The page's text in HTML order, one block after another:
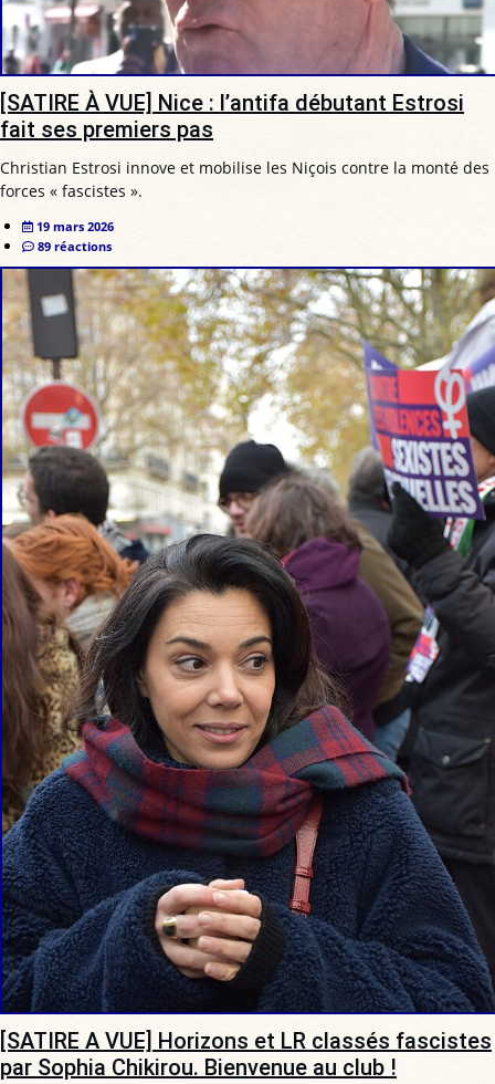
[SATIRE À VUE] Nice : l’antifa débutant Estrosi
fait ses premiers pas
Christian Estrosi innove et mobilise les Niçois contre la monté des
forces « fascistes ».
19 mars 2026
89 réactions
[SATIRE A VUE] Horizons et LR classés fascistes
par Sophia Chikirou. Bienvenue au club !